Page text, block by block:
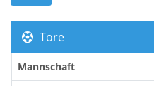
Tore
Mannschaft